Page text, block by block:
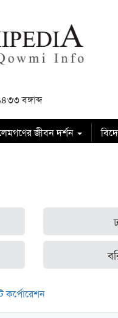
বঙ্গাব্দ
জীবন দর্শন
কর্পোরেশন